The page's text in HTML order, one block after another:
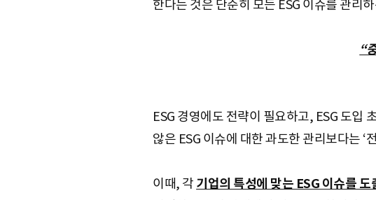
한다는 것은 단순히 모든 ESG 이슈를 관리
“
ESG 경영에도 전략이 필요하고, ESG 도입
않은 ESG 이슈에 대한 과도한 관리보다는
이때, 각 기업의 특성에 맞는 ESG 이슈를 도